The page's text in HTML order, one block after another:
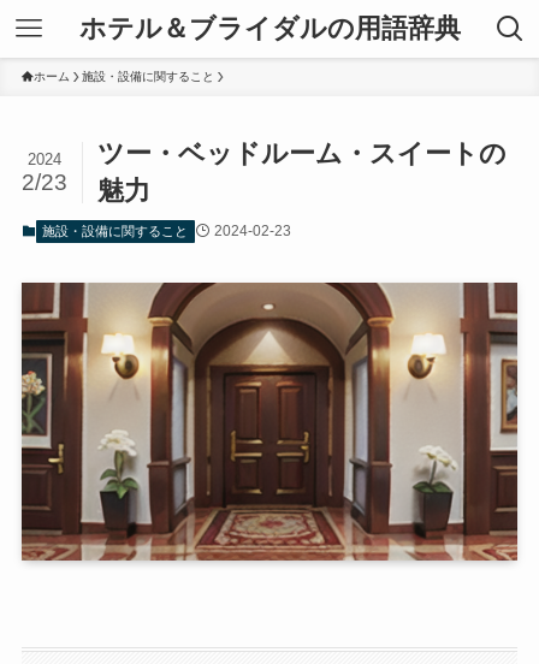
ホテル＆ブライダルの用語辞典
ホーム 施設・設備に関すること
ツー・ベッドルーム・スイートの
魅力
2024
2/23
施設・設備に関すること 2024-02-23